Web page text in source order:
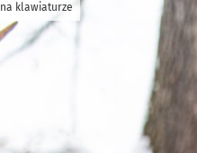
na klawiaturze